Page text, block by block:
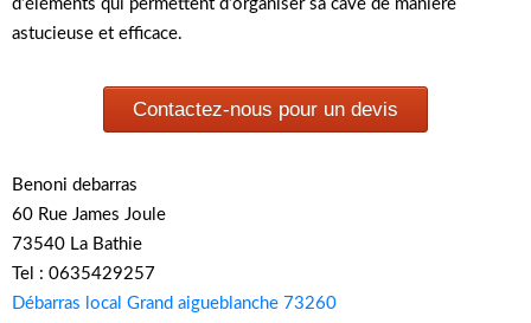
d’éléments qui permettent d’organiser sa cave de manière
astucieuse et efficace.
Contactez-nous pour un devis
Benoni debarras
60 Rue James Joule
73540 La Bathie
Tel : 0635429257
Débarras local Grand aigueblanche 73260